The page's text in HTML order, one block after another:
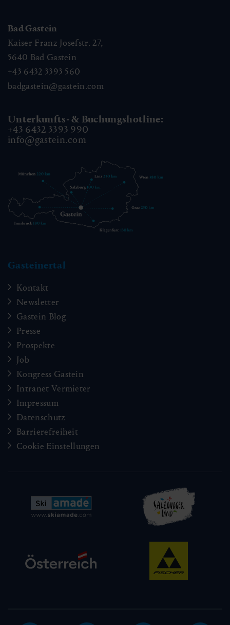
Bad Gastein
Kaiser Franz Josefstr. 27,
5640 Bad Gastein
+43 6432 3393 560
badgastein@gastein.com
Unterkunfts- & Buchungshotline:
+43 6432 3393 990
info@gastein.com
Gasteinertal
Kontakt
Newsletter
Gastein Blog
Presse
Prospekte
Job
Kongress Gastein
Intranet Vermieter
Impressum
Datenschutz
Barrierefreiheit
Cookie Einstellungen